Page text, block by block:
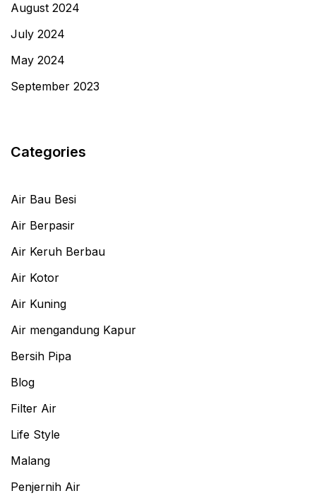
August 2024
July 2024
May 2024
September 2023
Categories
Air Bau Besi
Air Berpasir
Air Keruh Berbau
Air Kotor
Air Kuning
Air mengandung Kapur
Bersih Pipa
Blog
Filter Air
Life Style
Malang
Penjernih Air